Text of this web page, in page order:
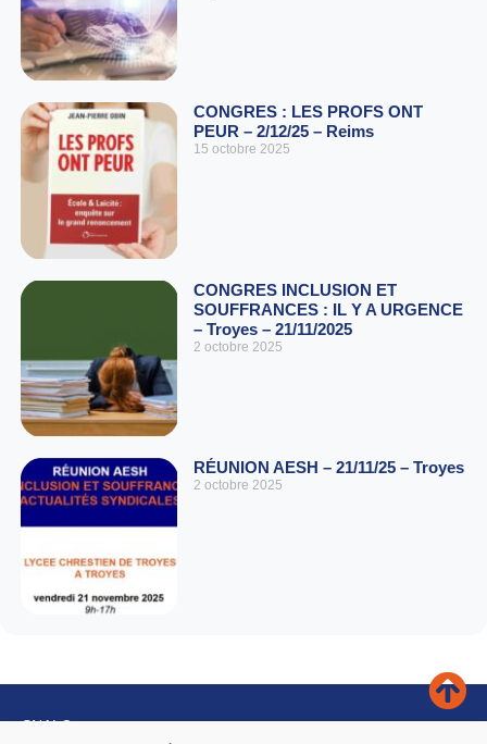
CONGRES : LES PROFS ONT
PEUR – 2/12/25 – Reims
15 octobre 2025
CONGRES INCLUSION ET
SOUFFRANCES : IL Y A URGENCE
– Troyes – 21/11/2025
2 octobre 2025
RÉUNION AESH – 21/11/25 – Troyes
2 octobre 2025
SNALC